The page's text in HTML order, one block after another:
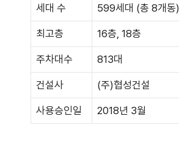
세대 수 599세대 (총 8개동)
최고층 16층, 18층
주차대수 813대
건설사 (주)협성건설
사용승인일 2018년 3월